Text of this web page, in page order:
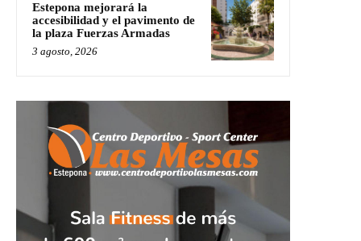
Estepona mejorará la
accesibilidad y el pavimento de
la plaza Fuerzas Armadas
3 agosto, 2026